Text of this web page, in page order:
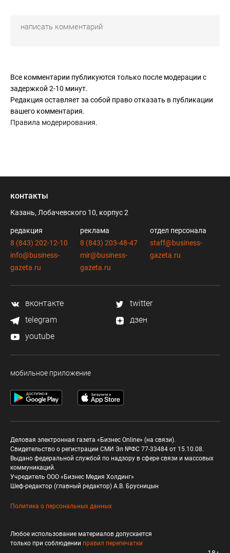
Все комментарии публикуются только после модерации с
задержкой 2-10 минут.
Редакция оставляет за собой право отказать в публикации
вашего комментария.
Правила модерирования.
контакты
Казань, Лобачевского 10, корпус 2
редакция
8 (843) 202-12-10
info@business-
gazeta.ru
реклама
8 (843) 203-48-47
mir@business-
gazeta.ru
отдел персонала
staff@business-
gazeta.ru
вконтакте
twitter
telegram
дзен
youtube
мобильное приложение
Деловая электронная газета «Бизнес Online» (на связи).
Свидетельство о регистрации СМИ Эл №ФС 77-33484 от 15.10.08.
Выдано федеральной службой по надзору в сфере связи и массовых
коммуникаций.
Учредитель ООО «Бизнес Медия Холдинг»
Шеф-редактор (главный редактор) А.В. Брусницын
Политика о персональных данных
Любое использование материалов допускается
только при соблюдении правил перепечатки